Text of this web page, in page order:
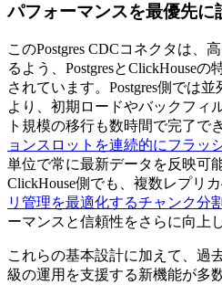
パフォーマンスを最優先に
このPostgres CDCコネクタは、
るよう、PostgresとClickHouse
されています。Postgres側では
より、初期ロードやバックフィ
ト規模の移行も数時間で完了で
ョンスロットを連続的にフラッ
単位で常に最新データを反映可
ClickHouse側でも、複数レプリ
リ管理を最適化するチャンク分
ーマンスと信頼性をさらに向上
これらの基本設計に加えて、過
級の運用を支援する新機能が多